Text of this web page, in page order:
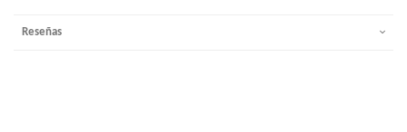
Reseñas